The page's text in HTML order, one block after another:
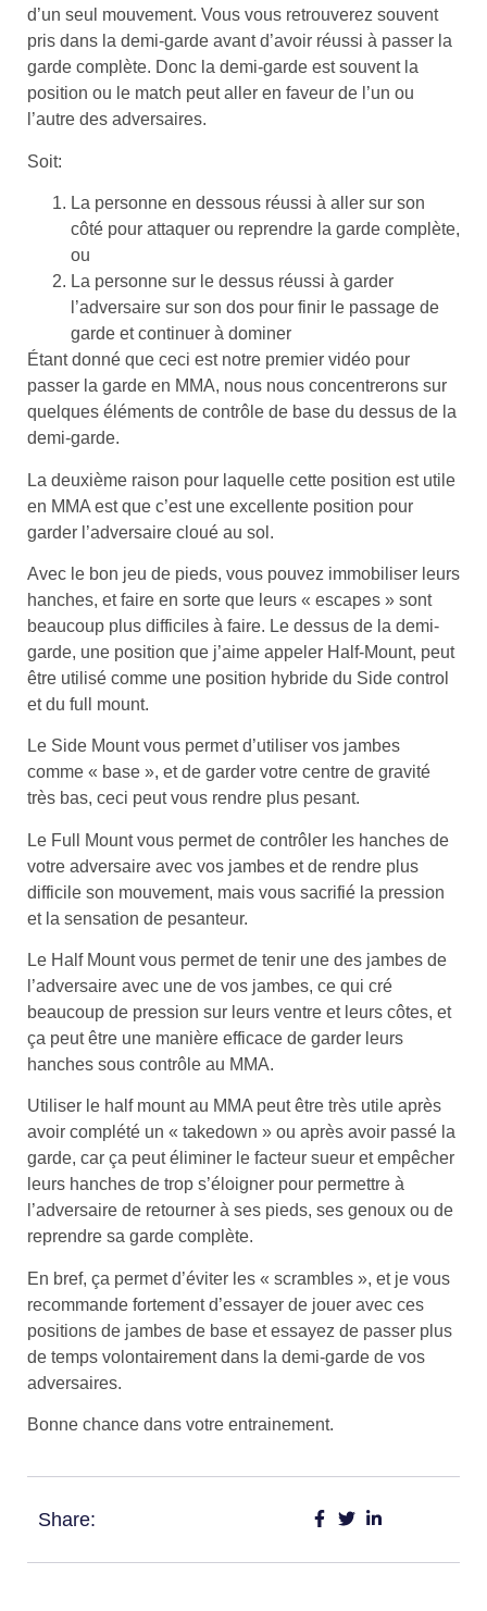
d’un seul mouvement. Vous vous retrouverez souvent
pris dans la demi-garde avant d’avoir réussi à passer la
garde complète. Donc la demi-garde est souvent la
position ou le match peut aller en faveur de l’un ou
l’autre des adversaires.
Soit:
La personne en dessous réussi à aller sur son
côté pour attaquer ou reprendre la garde complète,
ou
La personne sur le dessus réussi à garder
l’adversaire sur son dos pour finir le passage de
garde et continuer à dominer
Étant donné que ceci est notre premier vidéo pour
passer la garde en MMA, nous nous concentrerons sur
quelques éléments de contrôle de base du dessus de la
demi-garde.
La deuxième raison pour laquelle cette position est utile
en MMA est que c’est une excellente position pour
garder l’adversaire cloué au sol.
Avec le bon jeu de pieds, vous pouvez immobiliser leurs
hanches, et faire en sorte que leurs « escapes » sont
beaucoup plus difficiles à faire. Le dessus de la demi-
garde, une position que j’aime appeler Half-Mount, peut
être utilisé comme une position hybride du Side control
et du full mount.
Le Side Mount vous permet d’utiliser vos jambes
comme « base », et de garder votre centre de gravité
très bas, ceci peut vous rendre plus pesant.
Le Full Mount vous permet de contrôler les hanches de
votre adversaire avec vos jambes et de rendre plus
difficile son mouvement, mais vous sacrifié la pression
et la sensation de pesanteur.
Le Half Mount vous permet de tenir une des jambes de
l’adversaire avec une de vos jambes, ce qui cré
beaucoup de pression sur leurs ventre et leurs côtes, et
ça peut être une manière efficace de garder leurs
hanches sous contrôle au MMA.
Utiliser le half mount au MMA peut être très utile après
avoir complété un « takedown » ou après avoir passé la
garde, car ça peut éliminer le facteur sueur et empêcher
leurs hanches de trop s’éloigner pour permettre à
l’adversaire de retourner à ses pieds, ses genoux ou de
reprendre sa garde complète.
En bref, ça permet d’éviter les « scrambles », et je vous
recommande fortement d’essayer de jouer avec ces
positions de jambes de base et essayez de passer plus
de temps volontairement dans la demi-garde de vos
adversaires.
Bonne chance dans votre entrainement.
Share: